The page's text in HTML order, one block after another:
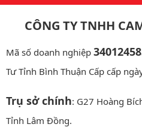
CÔNG TY TNHH
Mã số doanh nghiệp
Tư Tỉnh Bình Thuận Cấp cấp
Trụ sở chính: G27 Hoàng
Tỉnh Lâm Đồng.